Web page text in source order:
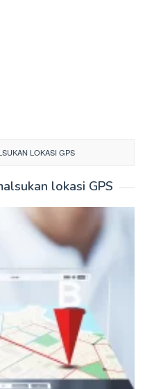
LOKASI GPS
lokasi GPS